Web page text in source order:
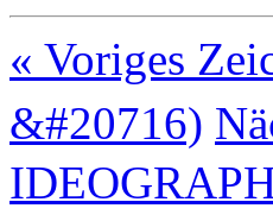
« Voriges
&#20716)